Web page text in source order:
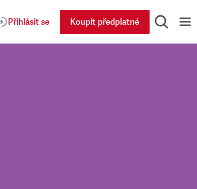
Přihlásit se Koupit předplatné